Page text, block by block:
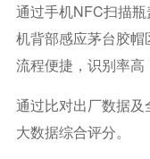
通过手机NFC扫描
机背部感应茅台胶帽
流程便捷，识别率高
通过比对出厂数据
大数据综合评分。